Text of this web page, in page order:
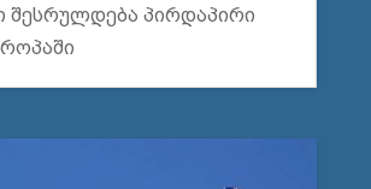
შესრულდება პირდაპირი